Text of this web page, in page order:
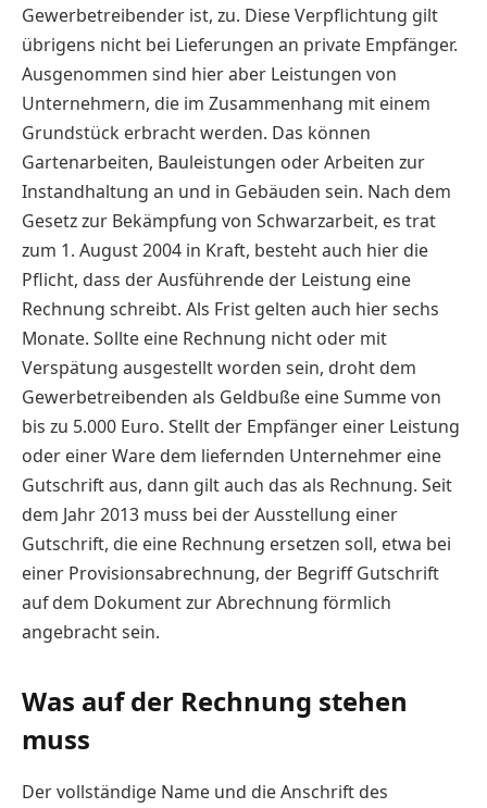
Gewerbetreibender ist, zu. Diese Verpflichtung gilt
übrigens nicht bei Lieferungen an private Empfänger.
Ausgenommen sind hier aber Leistungen von
Unternehmern, die im Zusammenhang mit einem
Grundstück erbracht werden. Das können
Gartenarbeiten, Bauleistungen oder Arbeiten zur
Instandhaltung an und in Gebäuden sein. Nach dem
Gesetz zur Bekämpfung von Schwarzarbeit, es trat
zum 1. August 2004 in Kraft, besteht auch hier die
Pflicht, dass der Ausführende der Leistung eine
Rechnung schreibt. Als Frist gelten auch hier sechs
Monate. Sollte eine Rechnung nicht oder mit
Verspätung ausgestellt worden sein, droht dem
Gewerbetreibenden als Geldbuße eine Summe von
bis zu 5.000 Euro. Stellt der Empfänger einer Leistung
oder einer Ware dem liefernden Unternehmer eine
Gutschrift aus, dann gilt auch das als Rechnung. Seit
dem Jahr 2013 muss bei der Ausstellung einer
Gutschrift, die eine Rechnung ersetzen soll, etwa bei
einer Provisionsabrechnung, der Begriff Gutschrift
auf dem Dokument zur Abrechnung förmlich
angebracht sein.
Was auf der Rechnung stehen
muss
Der vollständige Name und die Anschrift des